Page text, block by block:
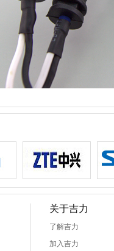
关于吉力
了解吉力
加入吉力